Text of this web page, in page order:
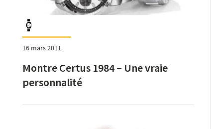
16 mars 2011
Montre Certus 1984 – Une vraie
personnalité